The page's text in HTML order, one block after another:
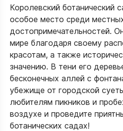
Королевский ботанический
особое место среди
достопримечательностей.
мире благодаря своему
красотам, а также
значению. В тени его
бесконечных аллей с
убежище от городской
любителям пикников и
воздухе и проведите
ботанических садах!